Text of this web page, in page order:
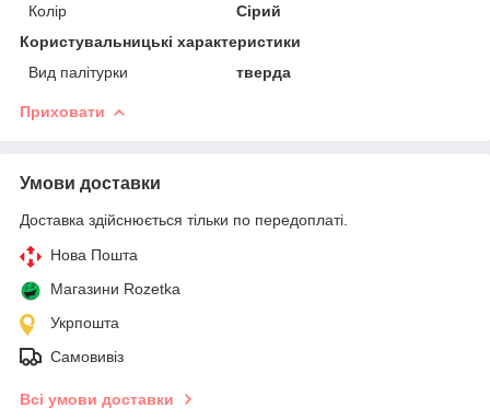
Колір
Сірий
Користувальницькі характеристики
Вид палітурки
тверда
Приховати
Умови доставки
Доставка здійснюється тільки по передоплаті.
Нова Пошта
Магазини Rozetka
Укрпошта
Самовивіз
Всі умови доставки